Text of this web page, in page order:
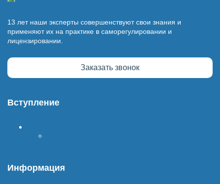
13 лет наши эксперты совершенствуют свои знания и
применяют их на практике в саморегулировании и
лицензировании.
Заказать звонок
Вступление
Информация